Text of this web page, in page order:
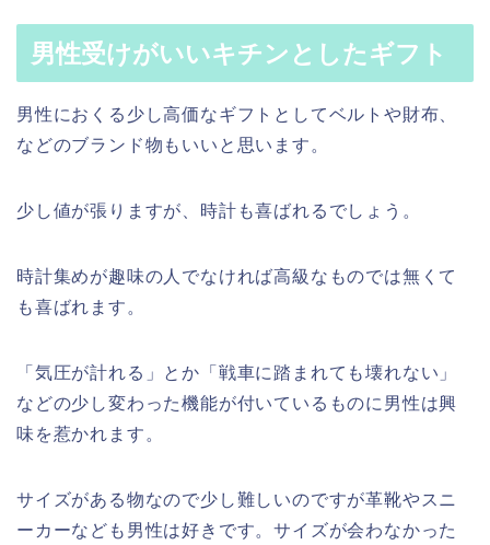
男性受けがいいキチンとしたギフト
男性におくる少し高価なギフトとしてベルトや財布、
などのブランド物もいいと思います。
少し値が張りますが、時計も喜ばれるでしょう。
時計集めが趣味の人でなければ高級なものでは無くて
も喜ばれます。
「気圧が計れる」とか「戦車に踏まれても壊れない」
などの少し変わった機能が付いているものに男性は興
味を惹かれます。
サイズがある物なので少し難しいのですが革靴やスニ
ーカーなども男性は好きです。サイズが会わなかった